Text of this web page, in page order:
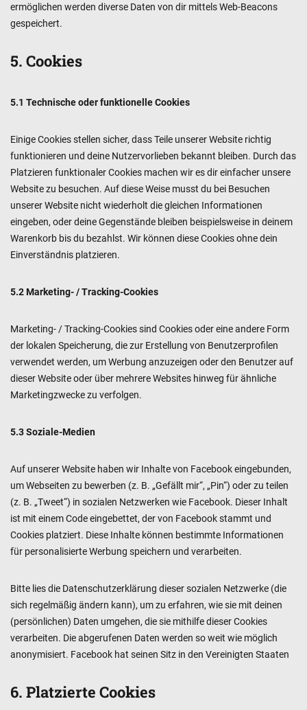
ermöglichen werden diverse Daten von dir mittels Web-Beacons
gespeichert.
5. Cookies
5.1 Technische oder funktionelle Cookies
Einige Cookies stellen sicher, dass Teile unserer Website richtig
funktionieren und deine Nutzervorlieben bekannt bleiben. Durch das
Platzieren funktionaler Cookies machen wir es dir einfacher unsere
Website zu besuchen. Auf diese Weise musst du bei Besuchen
unserer Website nicht wiederholt die gleichen Informationen
eingeben, oder deine Gegenstände bleiben beispielsweise in deinem
Warenkorb bis du bezahlst. Wir können diese Cookies ohne dein
Einverständnis platzieren.
5.2 Marketing- / Tracking-Cookies
Marketing- / Tracking-Cookies sind Cookies oder eine andere Form
der lokalen Speicherung, die zur Erstellung von Benutzerprofilen
verwendet werden, um Werbung anzuzeigen oder den Benutzer auf
dieser Website oder über mehrere Websites hinweg für ähnliche
Marketingzwecke zu verfolgen.
5.3 Soziale-Medien
Auf unserer Website haben wir Inhalte von Facebook eingebunden,
um Webseiten zu bewerben (z. B. „Gefällt mir“, „Pin“) oder zu teilen
(z. B. „Tweet“) in sozialen Netzwerken wie Facebook. Dieser Inhalt
ist mit einem Code eingebettet, der von Facebook stammt und
Cookies platziert. Diese Inhalte können bestimmte Informationen
für personalisierte Werbung speichern und verarbeiten.
Bitte lies die Datenschutzerklärung dieser sozialen Netzwerke (die
sich regelmäßig ändern kann), um zu erfahren, wie sie mit deinen
(persönlichen) Daten umgehen, die sie mithilfe dieser Cookies
verarbeiten. Die abgerufenen Daten werden so weit wie möglich
anonymisiert. Facebook hat seinen Sitz in den Vereinigten Staaten
6. Platzierte Cookies